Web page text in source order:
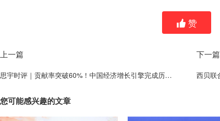
赞
上一篇
思宇时评｜贡献率突破60%！中国经济增长引擎完成历史性"换挡"
下一篇
西贝联
您可能感兴趣的文章